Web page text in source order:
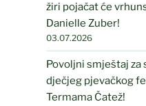
žiri pojačat će
Danielle Zuber!
03.07.2026
Povoljni smještaj
dječjeg pjevačkog
Termama Čatež!